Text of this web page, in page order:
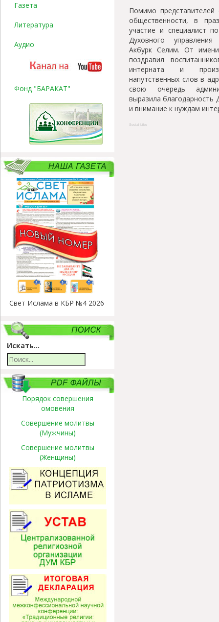
Газета
Литература
Аудио
Фонд "БАРАКАТ"
Свет Ислама в КБР №4 2026
Искать...
Порядок совершения
омовения
Совершение молитвы
(Мужчины)
Совершение молитвы
(Женщины)
Помимо представителей
общественности, в
участие и специалист
Духовного
Акбурк Селим. От
поздравил
интерната и
напутственных слов в
свою очередь
выразила
и внимание к нуждам
Social Like